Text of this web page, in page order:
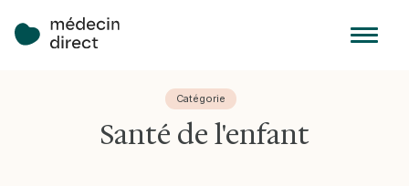
Catégorie
Santé de l'enfant